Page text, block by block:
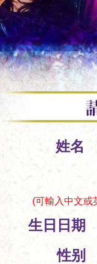
姓名
(可輸入中文或
生日日期
性别